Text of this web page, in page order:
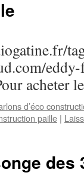
acheter
d’éco
paille |